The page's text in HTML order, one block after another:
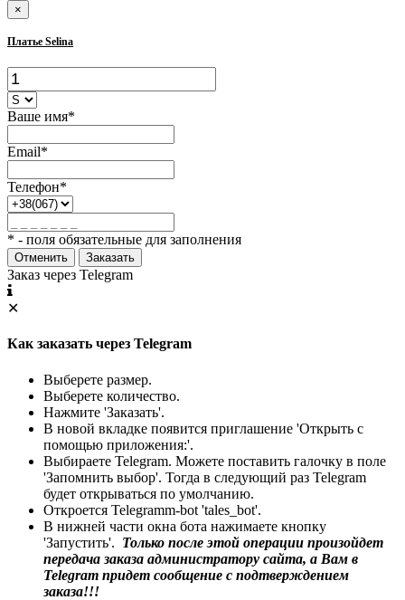
×
Платье Selina
Ваше имя*
Email*
Телефон*
* - поля обязательные для заполнения
Отменить Заказать
Заказ через Telegram
✕
Как заказать через Telegram
Выберете размер.
Выберете количество.
Нажмите 'Заказать'.
В новой вкладке появится приглашение 'Открыть с
помощью приложения:'.
Выбираете Telegram. Можете поставить галочку в поле
'Запомнить выбор'. Тогда в следующий раз Telegram
будет открываться по умолчанию.
Откроется Telegramm-bot 'tales_bot'.
В нижней части окна бота нажимаете кнопку
'Запустить'. Только после этой операции произойдет
передача заказа администратору сайта, а Вам в
Telegram придет сообщение с подтверждением
заказа!!!